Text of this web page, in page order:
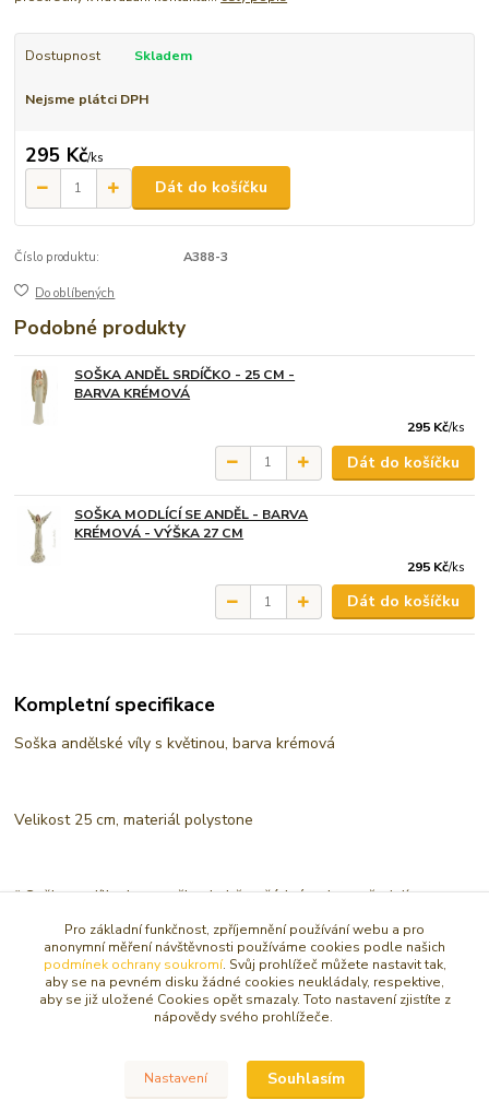
Dostupnost Skladem
Nejsme plátci DPH
295 Kč/ks
Dát do košíčku
Číslo produktu: A388-3
Do oblíbených
Podobné produkty
SOŠKA ANDĚL SRDÍČKO - 25 CM -
BARVA KRÉMOVÁ
295 Kč/ks
Dát do košíčku
SOŠKA MODLÍCÍ SE ANDĚL - BARVA
KRÉMOVÁ - VÝŠKA 27 CM
295 Kč/ks
Dát do košíčku
Kompletní specifikace
Soška andělské víly s květinou, barva krémová
Velikost 25 cm, materiál polystone
* Soška andílka by neměla chybět v žádném domově... jejím
umístěním do místnosti, kde spíte, nebo pracujete, k sobě můžete
přitáhnout andělské energie. Sošky andílků patří mezi pomocné
prostředky k navázání kontaktu. Budou vám stále připomínat, že
laskavé a milující energie jsou stále při vás, že nejste nikdy sami
A navíc jsou neustále zaměřeni na přeměnu negativních energií v
Pro základní funkčnost, zpříjemnění používání webu a pro
anonymní měření návštěvnosti používáme cookies podle našich
podmínek ochrany soukromí. Svůj prohlížeč můžete nastavit tak,
aby se na pevném disku žádné cookies neukládaly, respektive,
aby se již uložené Cookies opět smazaly. Toto nastavení zjistíte z
nápovědy svého prohlížeče.
Nastavení Souhlasím